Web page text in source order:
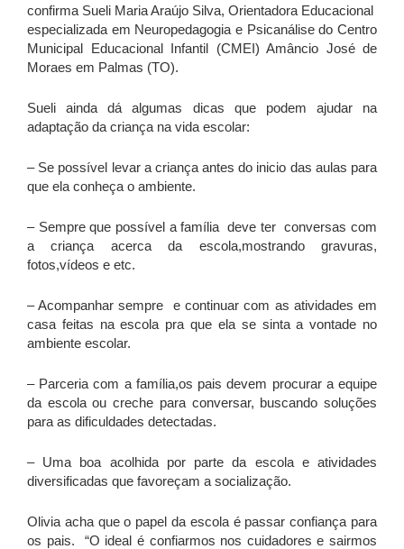
confirma Sueli Maria Araújo Silva, Orientadora Educacional
especializada em Neuropedagogia e Psicanálise do Centro
Municipal Educacional Infantil (CMEI) Amâncio José de
Moraes em Palmas (TO).
Sueli ainda dá algumas dicas que podem ajudar na
adaptação da criança na vida escolar:
– Se possível levar a criança antes do inicio das aulas para
que ela conheça o ambiente.
– Sempre que possível a família deve ter conversas com
a criança acerca da escola,mostrando gravuras,
fotos,vídeos e etc.
– Acompanhar sempre e continuar com as atividades em
casa feitas na escola pra que ela se sinta a vontade no
ambiente escolar.
– Parceria com a família,os pais devem procurar a equipe
da escola ou creche para conversar, buscando soluções
para as dificuldades detectadas.
– Uma boa acolhida por parte da escola e atividades
diversificadas que favoreçam a socialização.
Olivia acha que o papel da escola é passar confiança para
os pais. “O ideal é confiarmos nos cuidadores e sairmos